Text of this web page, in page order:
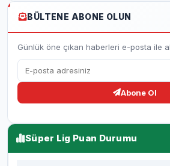
BÜLTENE ABONE OLUN
Günlük öne çıkan haberleri e-posta ile
Abone Ol
Süper Lig Puan Durumu